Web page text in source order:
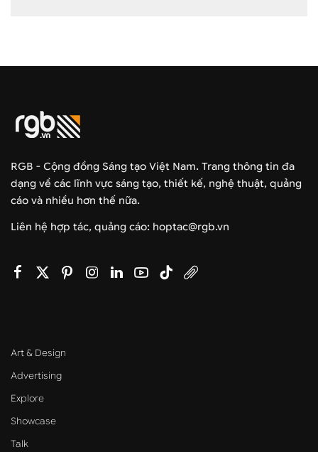
RGB - Cộng đồng Sáng tạo Việt Nam. Trang thông tin đa
dạng về các lĩnh vực sáng tạo, thiết kế, nghệ thuật, quảng
cáo và nhiều hơn thế nữa.
Liên hệ hợp tác, quảng cáo: hoptac@rgb.vn
Art & Design
Advertising
Explore
Showcase
Talk